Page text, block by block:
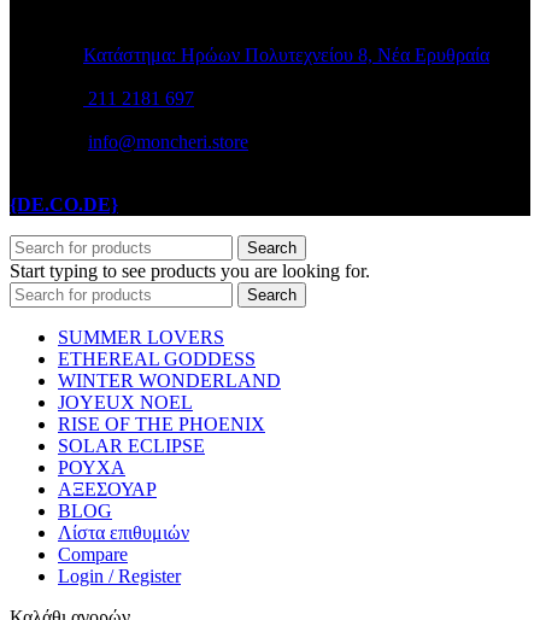
Κατάστημα: Ηρώων Πολυτεχνείου 8, Νέα Ερυθραία
211 2181 697
info@moncheri.store
{DE.CO.DE}
Search
Start typing to see products you are looking for.
Search
SUMMER LOVERS
ETHEREAL GODDESS
WINTER WONDERLAND
JOYEUX NOEL
RISE OF THE PHOENIX
SOLAR ECLIPSE
ΡΟΥΧΑ
ΑΞΕΣΟΥΑΡ
BLOG
Λίστα επιθυμιών
Compare
Login / Register